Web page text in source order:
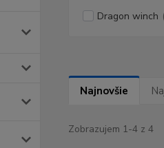
Dragon winch
Najnovšie
Zobrazujem 1-4 z 4